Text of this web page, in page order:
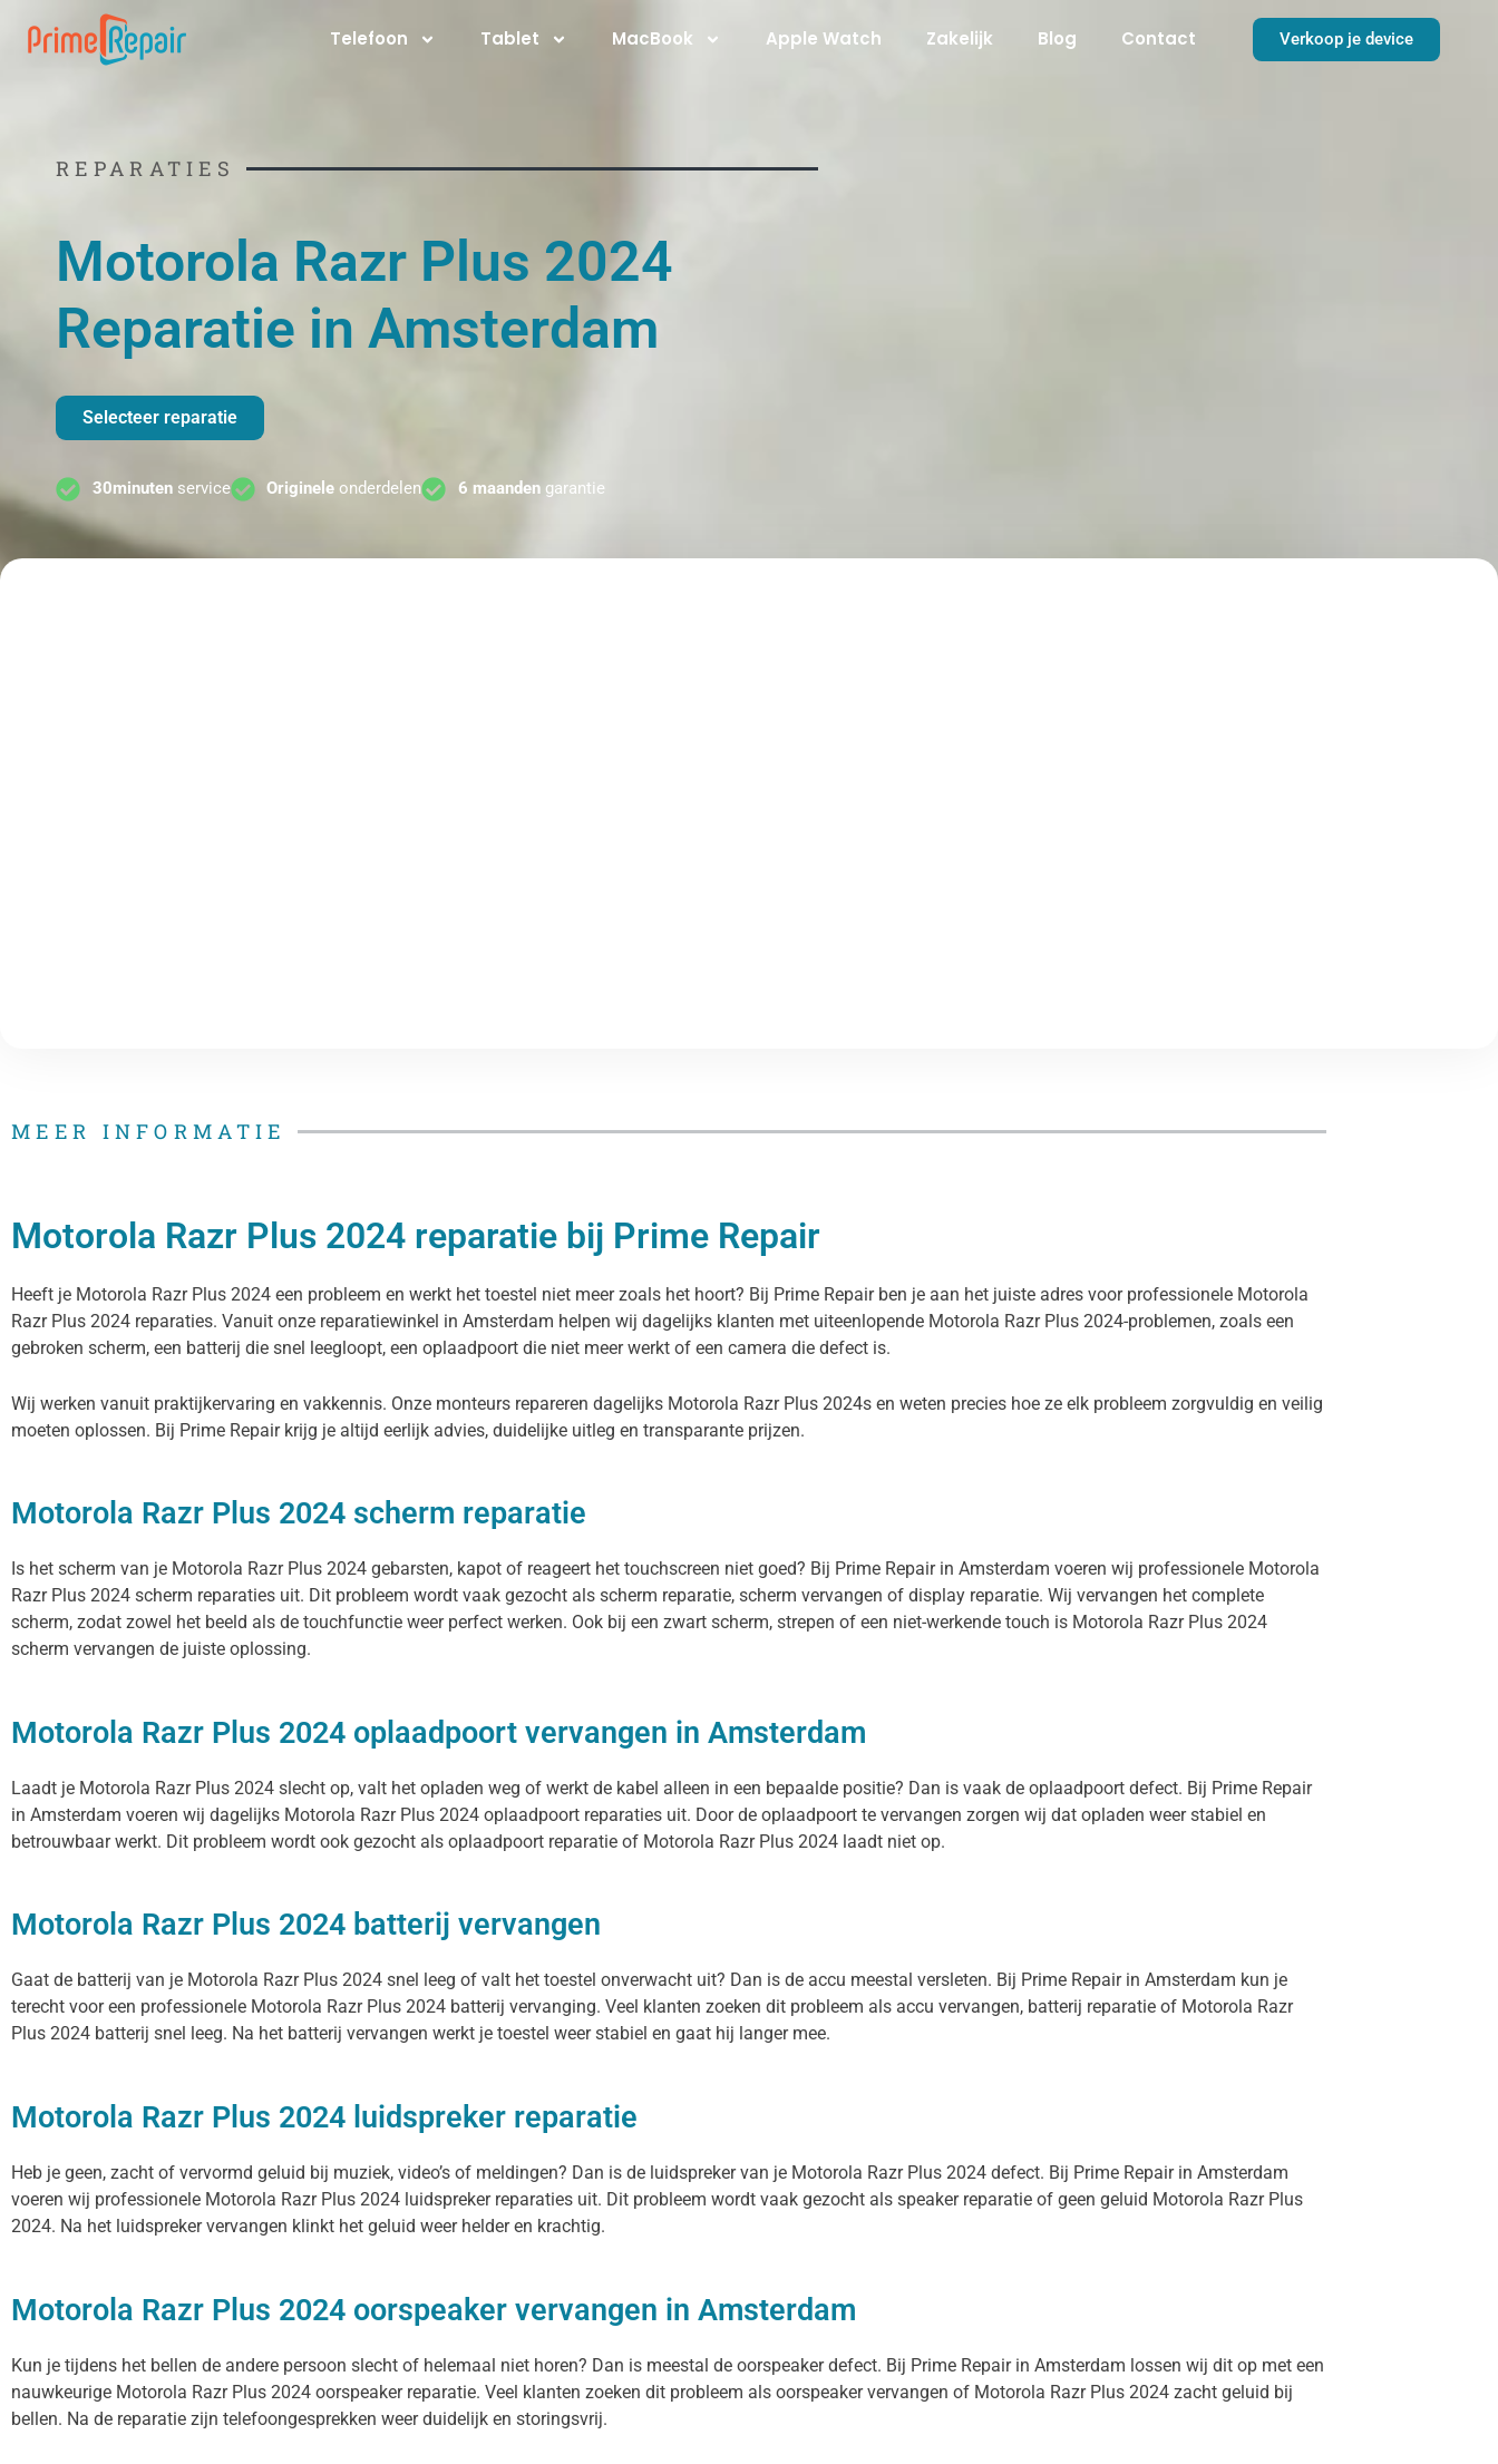
naar
Telefoon Tablet MacBook Apple Watch Zakelijk Blog Contact Verkoop je device
REPARATIES
Motorola Razr Plus 2024
Reparatie in Amsterdam
Selecteer reparatie
30minutenservice Originele onderdelen 6 maandengarantie
MEER INFORMATIE
Motorola Razr Plus 2024 reparatie bij Prime Repair
Heeft je Motorola Razr Plus 2024 een probleem en werkt het toestel niet meer zoals het hoort? Bij Prime Repair ben je aan het juiste adres voor professionele Motorola
Razr Plus 2024 reparaties. Vanuit onze reparatiewinkel in Amsterdam helpen wij dagelijks klanten met uiteenlopende Motorola Razr Plus 2024-problemen, zoals een
gebroken scherm, een batterij die snel leegloopt, een oplaadpoort die niet meer werkt of een camera die defect is.
Wij werken vanuit praktijkervaring en vakkennis. Onze monteurs repareren dagelijks Motorola Razr Plus 2024s en weten precies hoe ze elk probleem zorgvuldig en veilig
moeten oplossen. Bij Prime Repair krijg je altijd eerlijk advies, duidelijke uitleg en transparante prijzen.
Motorola Razr Plus 2024 scherm reparatie
Is het scherm van je Motorola Razr Plus 2024 gebarsten, kapot of reageert het touchscreen niet goed? Bij Prime Repair in Amsterdam voeren wij professionele Motorola
Razr Plus 2024 scherm reparaties uit. Dit probleem wordt vaak gezocht als scherm reparatie, scherm vervangen of display reparatie. Wij vervangen het complete
scherm, zodat zowel het beeld als de touchfunctie weer perfect werken. Ook bij een zwart scherm, strepen of een niet-werkende touch is Motorola Razr Plus 2024
scherm vervangen de juiste oplossing.
Motorola Razr Plus 2024 oplaadpoort vervangen in Amsterdam
Laadt je Motorola Razr Plus 2024 slecht op, valt het opladen weg of werkt de kabel alleen in een bepaalde positie? Dan is vaak de oplaadpoort defect. Bij Prime Repair
in Amsterdam voeren wij dagelijks Motorola Razr Plus 2024 oplaadpoort reparaties uit. Door de oplaadpoort te vervangen zorgen wij dat opladen weer stabiel en
betrouwbaar werkt. Dit probleem wordt ook gezocht als oplaadpoort reparatie of Motorola Razr Plus 2024 laadt niet op.
Motorola Razr Plus 2024 batterij vervangen
Gaat de batterij van je Motorola Razr Plus 2024 snel leeg of valt het toestel onverwacht uit? Dan is de accu meestal versleten. Bij Prime Repair in Amsterdam kun je
terecht voor een professionele Motorola Razr Plus 2024 batterij vervanging. Veel klanten zoeken dit probleem als accu vervangen, batterij reparatie of Motorola Razr
Plus 2024 batterij snel leeg. Na het batterij vervangen werkt je toestel weer stabiel en gaat hij langer mee.
Motorola Razr Plus 2024 luidspreker reparatie
Heb je geen, zacht of vervormd geluid bij muziek, video’s of meldingen? Dan is de luidspreker van je Motorola Razr Plus 2024 defect. Bij Prime Repair in Amsterdam
voeren wij professionele Motorola Razr Plus 2024 luidspreker reparaties uit. Dit probleem wordt vaak gezocht als speaker reparatie of geen geluid Motorola Razr Plus
2024. Na het luidspreker vervangen klinkt het geluid weer helder en krachtig.
Motorola Razr Plus 2024 oorspeaker vervangen in Amsterdam
Kun je tijdens het bellen de andere persoon slecht of helemaal niet horen? Dan is meestal de oorspeaker defect. Bij Prime Repair in Amsterdam lossen wij dit op met een
nauwkeurige Motorola Razr Plus 2024 oorspeaker reparatie. Veel klanten zoeken dit probleem als oorspeaker vervangen of Motorola Razr Plus 2024 zacht geluid bij
bellen. Na de reparatie zijn telefoongesprekken weer duidelijk en storingsvrij.